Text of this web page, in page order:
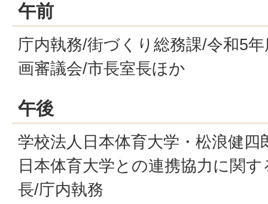
午前
庁内執務/街づくり総務課/令和5
画審議会/市長室長ほか
午後
学校法人日本体育大学・松浪健
日本体育大学との連携協力に関
長/庁内執務